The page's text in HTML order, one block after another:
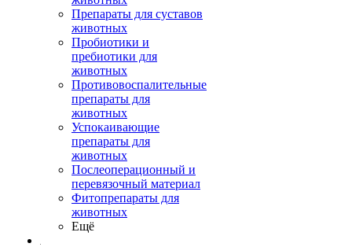
Препараты для суставов
животных
Пробиотики и
пребиотики для
животных
Противовоспалительные
препараты для
животных
Успокаивающие
препараты для
животных
Послеоперационный и
перевязочный материал
Фитопрепараты для
животных
Ещё